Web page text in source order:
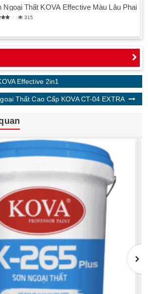
Ngoại Thất KOVA Effective Màu Lâu Phai
315
Effective 2in1
Thất Cao Cấp KOVA CT-04 EXTRA